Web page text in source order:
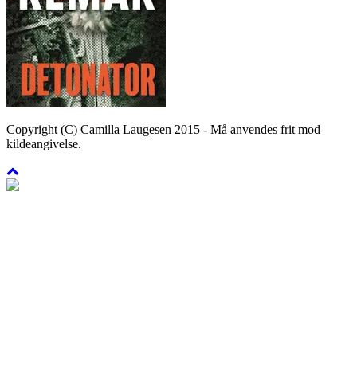
Copyright (C) Camilla Laugesen 2015 - Må anvendes frit mod
kildeangivelse.